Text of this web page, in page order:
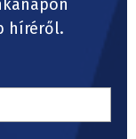
híréről.